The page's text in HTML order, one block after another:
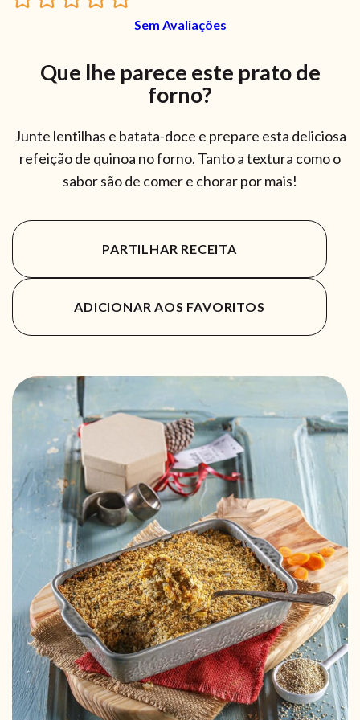
Sem Avaliações
Que lhe parece este prato de
forno?
Junte lentilhas e batata-doce e prepare esta deliciosa
refeição de quinoa no forno. Tanto a textura como o
sabor são de comer e chorar por mais!
PARTILHAR RECEITA
ADICIONAR AOS FAVORITOS